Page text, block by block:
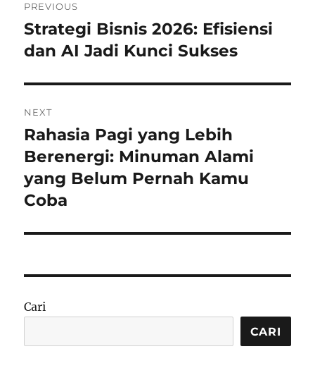
pos
PREVIOUS
Previous
post:
Strategi Bisnis 2026: Efisiensi
dan AI Jadi Kunci Sukses
NEXT
Next
post:
Rahasia Pagi yang Lebih
Berenergi: Minuman Alami
yang Belum Pernah Kamu
Coba
Cari
CARI